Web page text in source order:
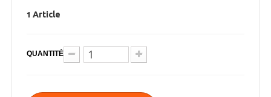
1 Article
QUANTITÉ